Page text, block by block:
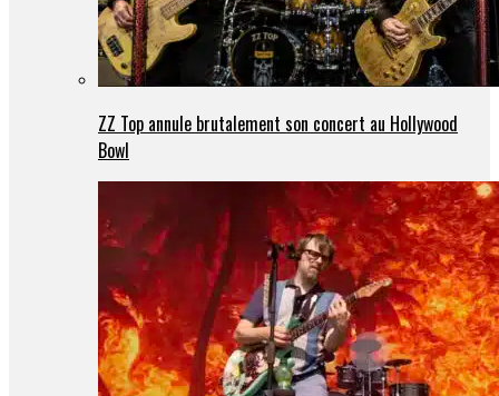
ZZ Top annule brutalement son concert au Hollywood
Bowl